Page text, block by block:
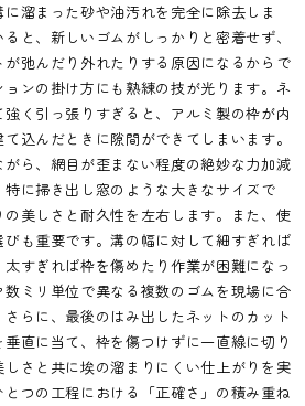
溜まった砂や油汚れを完全に除去しま
と、新しいゴムがしっかりと密着せず、
弛んだり外れたりする原因になるからで
ンの掛け方にも熟練の技が光ります。ネ
く引っ張りすぎると、アルミ製の枠が内
込んだときに隙間ができてしまいます。
ら、網目が歪まない程度の絶妙な力加減
に掃き出し窓のような大きなサイズで
美しさと耐久性を左右します。また、使
も重要です。溝の幅に対して細すぎれば
すぎれば枠を傷めたり作業が困難になっ
ミリ単位で異なる複数のゴムを現場に合
らに、最後のはみ出したネットのカット
直に当て、枠を傷つけずに一直線に切り
さと共に埃の溜まりにくい仕上がりを実
つの工程における「正確さ」の積み重ね